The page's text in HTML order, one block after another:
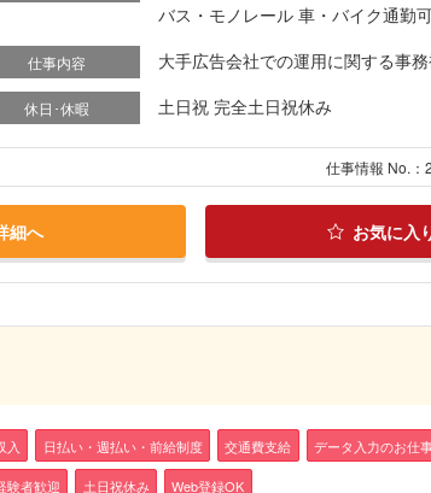
バス・モノレール 車・バイク通勤
仕事内容 大手広告会社での運用に関する事
休日･休暇 土日祝 完全土日祝休み
仕事情報 No.：
細へ お気に入
入 日払い・週払い・前給制度 交通費支給 データ入力のお仕
験者歓迎 土日祝休み Web登録OK